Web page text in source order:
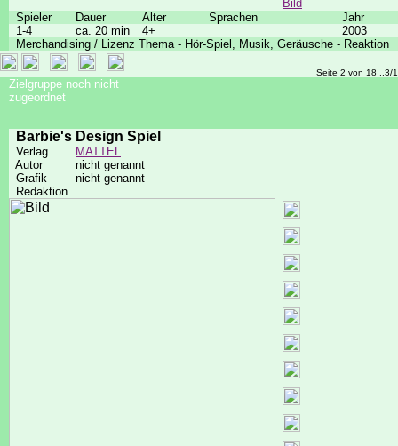
Bild
Spieler
Dauer Alter Sprachen
Jahr
1-4
ca. 20 min 4+
2003
Merchandising / Lizenz Thema - Hör-Spiel, Musik, Geräusche - Reaktion
Seite 2 von 18 ..3/
Zielgruppe noch nicht
zugeordnet
Barbie's Design Spiel
Verlag
MATTEL
Autor
nicht genannt
Grafik
nicht genannt
Redaktion